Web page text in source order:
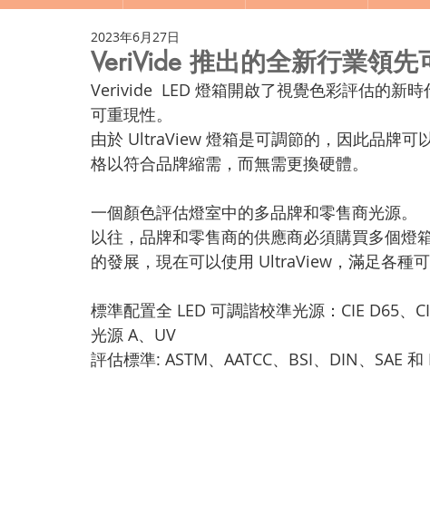
VeriVide 推出的全新行業領先
2023年6月27日
Verivide  LED 燈箱開啟了視覺色彩評估的新
可重現性。
由於 UltraView 燈箱是可調節的，因此品牌可
格以符合品牌縮需，而無需更換硬體。
一個顏色評估燈室中的多品牌和零售商光源。
以往，品牌和零售商的供應商必須購買多個燈
的發展，現在可以使用 UltraView，滿足各種可
標準配置全 LED 可調諧校準光源：CIE D65、
光源 A、UV
評估標準: ASTM、AATCC、BSI、DIN、SAE 和